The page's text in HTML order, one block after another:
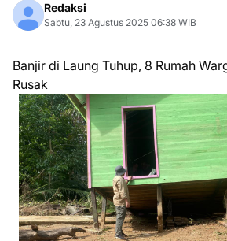
Redaksi
Sabtu, 23 Agustus 2025 06:38 WIB
Banjir di Laung Tuhup, 8 Rumah
Rusak